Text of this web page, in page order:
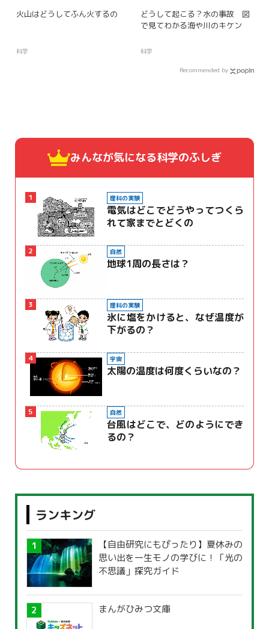
火山はどうしてふん火するの
科学
どうして起こる？水の事故 図
で見てわかる海や川のキケン
科学
Recommended by
みんなが気になる科学のふしぎ
1 理科の実験
電気はどこでどうやってつくら
れて家までとどくの
2 自然
地球1周の長さは？
3 理科の実験
氷に塩をかけると、なぜ温度が
下がるの？
4 宇宙
太陽の温度は何度くらいなの？
5 自然
台風はどこで、どのようにでき
るの？
ランキング
【自由研究にもぴったり】夏休みの
思い出を一生モノの学びに！「光の
不思議」探究ガイド
まんがひみつ文庫